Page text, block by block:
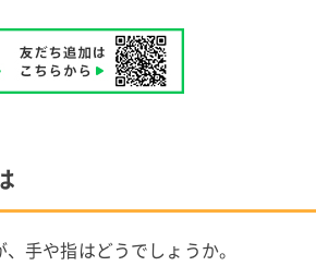
手や指はどうでしょうか。